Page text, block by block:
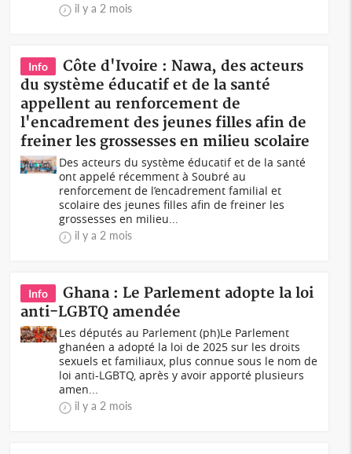
il y a 2 mois
Info
Côte d'Ivoire : Nawa, des acteurs
du système éducatif et de la santé
appellent au renforcement de
l'encadrement des jeunes filles afin de
freiner les grossesses en milieu scolaire
Des acteurs du système éducatif et de la santé
ont appelé récemment à Soubré au
renforcement de l’encadrement familial et
scolaire des jeunes filles afin de freiner les
grossesses en milieu...
il y a 2 mois
Info
Ghana : Le Parlement adopte la loi
anti-LGBTQ amendée
Les députés au Parlement (ph)Le Parlement
ghanéen a adopté la loi de 2025 sur les droits
sexuels et familiaux, plus connue sous le nom de
loi anti-LGBTQ, après y avoir apporté plusieurs
amen...
il y a 2 mois